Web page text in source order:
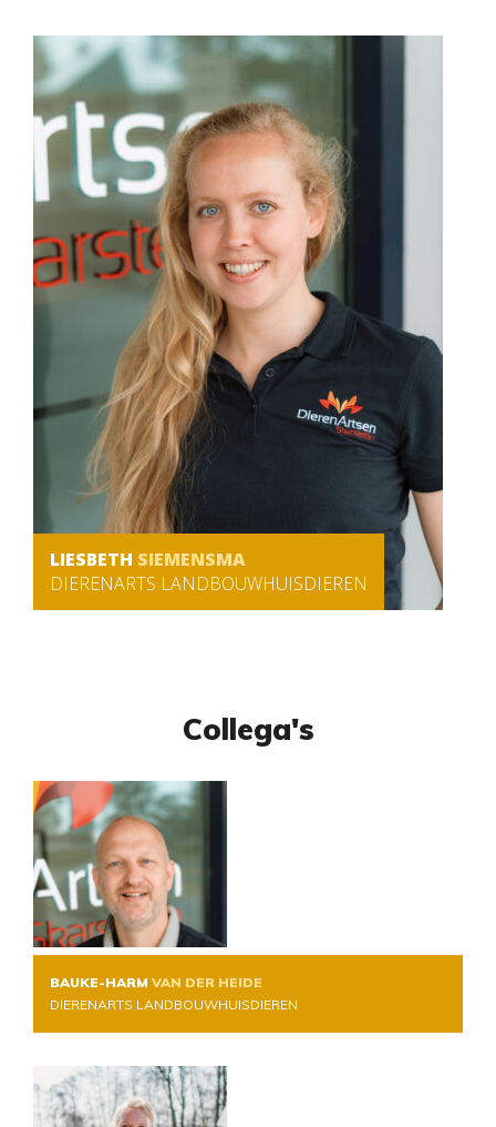
LIESBETH SIEMENSMA
DIERENARTS LANDBOUWHUISDIEREN
Collega's
BAUKE-HARM VAN DER HEIDE
DIERENARTS LANDBOUWHUISDIEREN